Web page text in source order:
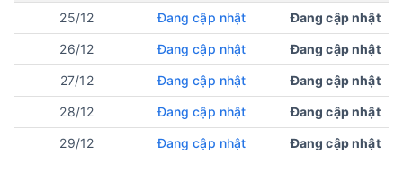
25/12 Đang cập nhật Đang cập nhật
26/12 Đang cập nhật Đang cập nhật
27/12 Đang cập nhật Đang cập nhật
28/12 Đang cập nhật Đang cập nhật
29/12 Đang cập nhật Đang cập nhật